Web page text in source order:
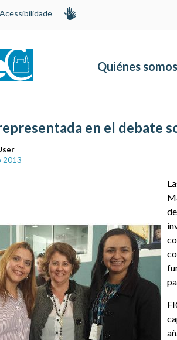
Acessibilidade
Quiénes somos
en el debate
2013